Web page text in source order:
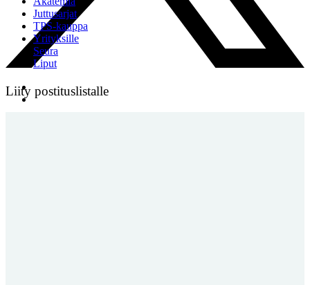
Juttusarjat
TPS-kauppa
Yrityksille
Seura
Liput
Liity postituslistalle